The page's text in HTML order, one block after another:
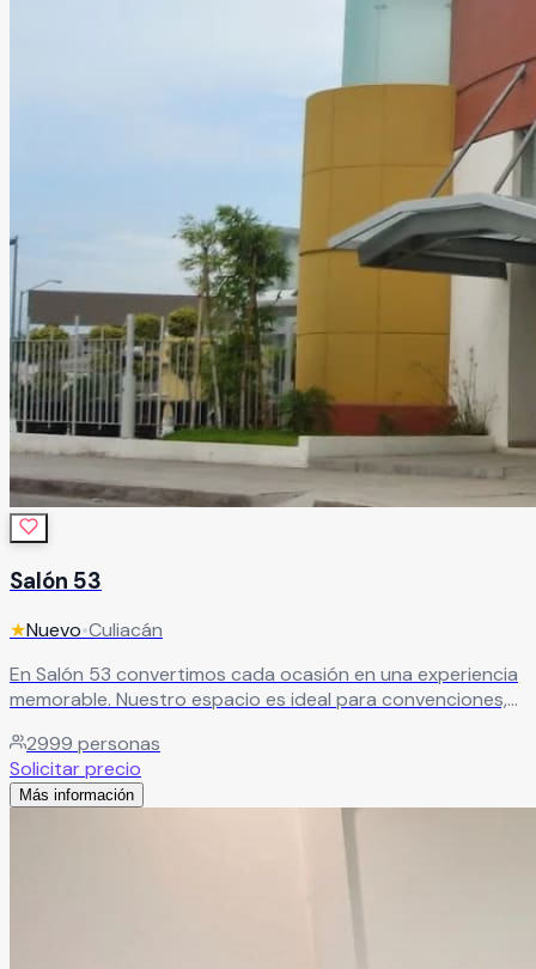
Salón 53
★Nuevo•Culiacán
En Salón 53 convertimos cada ocasión en una experiencia
memorable. Nuestro espacio es ideal para convenciones,
sociales o culturales, adaptándose a todo tipo de
necesidades. Con capacidad desde juntas privadas de 30
personas hasta eventos masivos de hasta 3,000
asistentes, ofrecemos versatilidad, amplitud y la
infraestructura perfecta para que tu evento sea un éxito.
2999 personas
Solicitar precio
Más información